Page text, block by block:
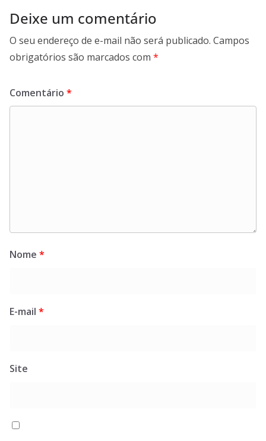
Deixe um comentário
O seu endereço de e-mail não será publicado. Campos
obrigatórios são marcados com *
Comentário *
Nome *
E-mail *
Site